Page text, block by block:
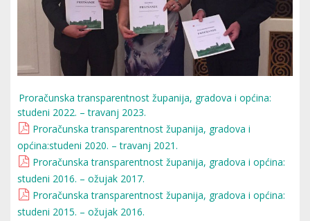
Proračunska transparentnost županija, gradova i općina:
studeni 2022. – travanj 2023.
Proračunska transparentnost županija, gradova i
općina:studeni 2020. – travanj 2021.
Proračunska transparentnost županija, gradova i općina:
studeni 2016. – ožujak 2017.
Proračunska transparentnost županija, gradova i općina:
studeni 2015. – ožujak 2016.